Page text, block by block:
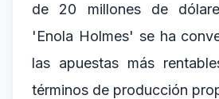
de 20 millones de
'Enola Holmes' se ha
las apuestas más
términos de producción